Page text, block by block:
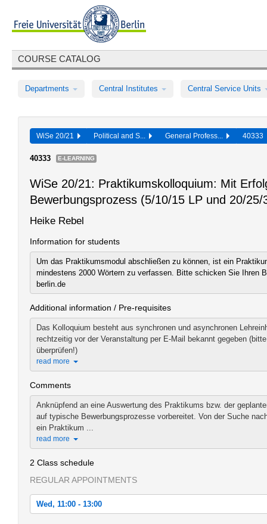
COURSE CATALOG
Departments Central Institutes Central Service Units
WiSe 20/21 Political and S... General Profess... 40333
40333 E-LEARNING
WiSe 20/21: Praktikumskolloquium: Mit
Bewerbungsprozess (5/10/15 LP und 20/25/
Heike Rebel
Information for students
Um das Praktikumsmodul abschließen zu können, ist ein
mindestens 2000 Wörtern zu verfassen. Bitte schicken Sie Ihren
berlin.de
Additional information / Pre-requisites
Das Kolloquium besteht aus synchronen und asynchronen
rechtzeitig vor der Veranstaltung per E-Mail bekannt gegeben
überprüfen!)
read more
Comments
Anknüpfend an eine Auswertung des Praktikums bzw. der
auf typische Bewerbungsprozesse vorbereitet. Von der Suche
ein Praktikum ...
read more
2 Class schedule
REGULAR APPOINTMENTS
Wed, 11:00 - 13:00